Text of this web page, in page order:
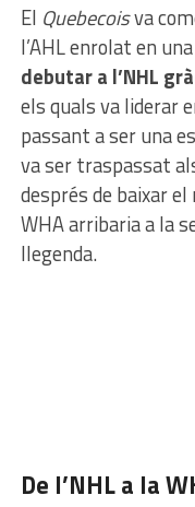
El Quebecoisva
l’AHL enrolat en
debutar a l’NHL
els quals va liderar
passant a ser una
va ser traspassat
després de baixar el
WHA arribaria a la
llegenda.
De l’NHL a la